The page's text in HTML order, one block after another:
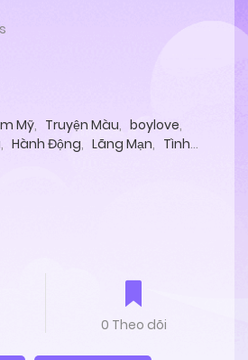
Mỹ, Truyện Màu, boylove,
, Hành Động, Lãng Mạn, Tình
0 Theo dõi